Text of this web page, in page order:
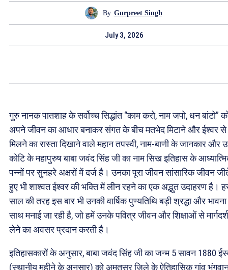
By Gurpreet Singh
July 3, 2026
गुरु नानक पातशाह के सर्वोच्च सिद्धांत “काम करो, नाम जपो, धन बांटो”
अपने जीवन का आधार बनाकर संगत के बीच मतभेद मिटाने और ईश्वर से
मिलने का रास्ता दिखाने वाले महान तपस्वी, नाम-बाणी के जानकार और
कोटि के महापुरुष बाबा जवंद सिंह जी का नाम सिख इतिहास के
पन्नों पर सुनहरे अक्षरों में दर्ज है। उनका पूरा जीवन सांसारिक जीवन
हुए भी शाश्वत ईश्वर की भक्ति में लीन रहने का एक अद्भुत उदाहरण है।
साल की तरह इस बार भी उनकी वार्षिक पुण्यतिथि बड़ी श्रद्धा और
साथ मनाई जा रही है, जो हमें उनके पवित्र जीवन और शिक्षाओं से
लेने का अवसर प्रदान करती है।
इतिहासकारों के अनुसार, बाबा जवंद सिंह जी का जन्म 5 सावन 1880
(स्थानीय महीने के अनुसार) को अमृतसर जिले के ऐतिहासिक गांव